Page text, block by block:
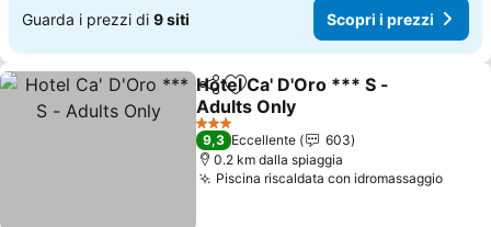
Guarda i prezzi di 9 siti Scopri i prezzi
CondividiAggiungi ai preferiti
Hotel Ca' D'Oro *** S -
Adults Only
Scopri i prezzi
3 Stelle
9,3 Eccellente
603
0.2 km dalla spiaggia
Piscina riscaldata con idromassaggio